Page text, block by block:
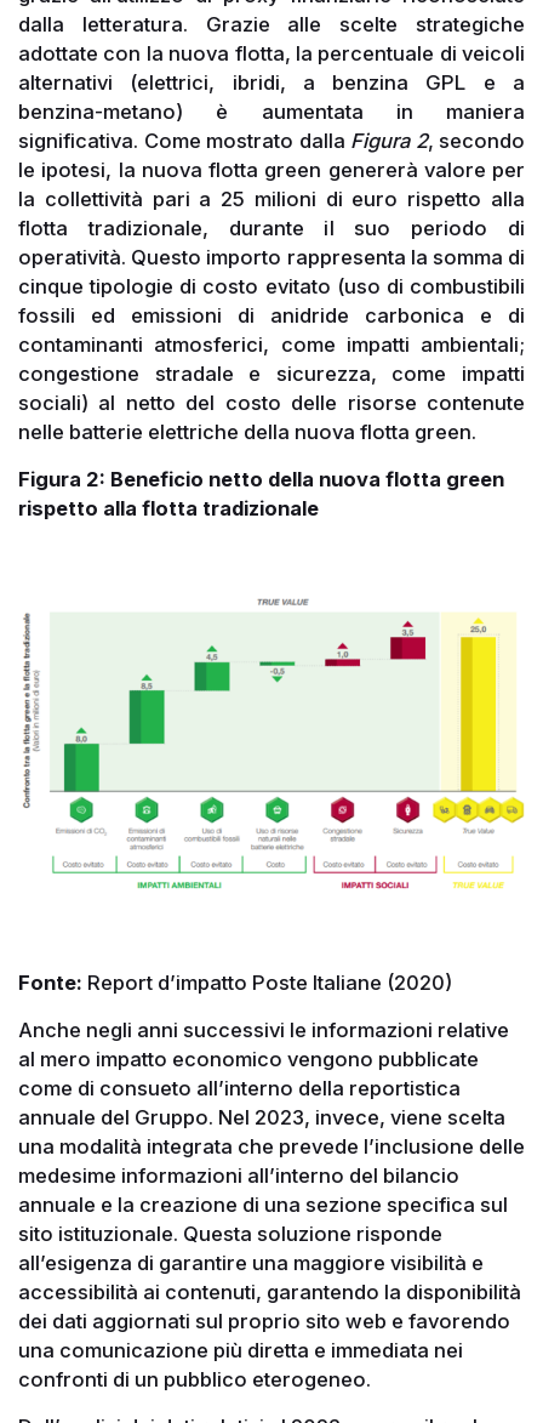
dalla letteratura. Grazie alle scelte strategiche
adottate con la nuova flotta, la percentuale di veicoli
alternativi (elettrici, ibridi, a benzina GPL e a
benzina-metano) è aumentata in maniera
significativa. Come mostrato dalla Figura 2, secondo
le ipotesi, la nuova flotta green genererà valore per
la collettività pari a 25 milioni di euro rispetto alla
flotta tradizionale, durante il suo periodo di
operatività. Questo importo rappresenta la somma di
cinque tipologie di costo evitato (uso di combustibili
fossili ed emissioni di anidride carbonica e di
contaminanti atmosferici, come impatti ambientali;
congestione stradale e sicurezza, come impatti
sociali) al netto del costo delle risorse contenute
nelle batterie elettriche della nuova flotta green.
Figura 2: Beneficio netto della nuova flotta green
rispetto alla flotta tradizionale
Fonte: Report d’impatto Poste Italiane (2020)
Anche negli anni successivi le informazioni relative
al mero impatto economico vengono pubblicate
come di consueto all’interno della reportistica
annuale del Gruppo. Nel 2023, invece, viene scelta
una modalità integrata che prevede l’inclusione delle
medesime informazioni all’interno del bilancio
annuale e la creazione di una sezione specifica sul
sito istituzionale. Questa soluzione risponde
all’esigenza di garantire una maggiore visibilità e
accessibilità ai contenuti, garantendo la disponibilità
dei dati aggiornati sul proprio sito web e favorendo
una comunicazione più diretta e immediata nei
confronti di un pubblico eterogeneo.